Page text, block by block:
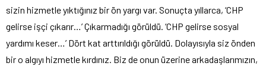
sizin hizmetle yıktığınız bir ön yargı var. Sonuçta yıllarca, ‘CHP
gelirse işçi çıkarır…’ Çıkarmadığı görüldü. ‘CHP gelirse sosyal
yardımı keser…’ Dört kat arttırıldığı görüldü. Dolayısıyla siz önden
bir o algıyı hizmetle kırdınız. Biz de onun üzerine arkadaşlarımızın,